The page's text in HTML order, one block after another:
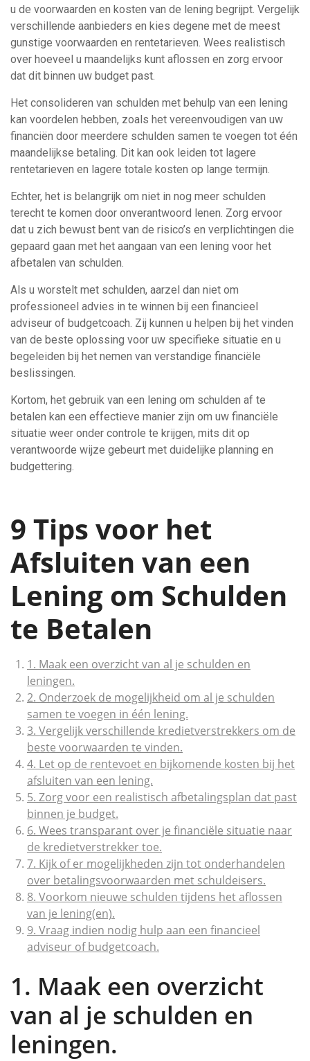
u de voorwaarden en kosten van de lening begrijpt. Vergelijk
verschillende aanbieders en kies degene met de meest
gunstige voorwaarden en rentetarieven. Wees realistisch
over hoeveel u maandelijks kunt aflossen en zorg ervoor
dat dit binnen uw budget past.
Het consolideren van schulden met behulp van een lening
kan voordelen hebben, zoals het vereenvoudigen van uw
financiën door meerdere schulden samen te voegen tot één
maandelijkse betaling. Dit kan ook leiden tot lagere
rentetarieven en lagere totale kosten op lange termijn.
Echter, het is belangrijk om niet in nog meer schulden
terecht te komen door onverantwoord lenen. Zorg ervoor
dat u zich bewust bent van de risico’s en verplichtingen die
gepaard gaan met het aangaan van een lening voor het
afbetalen van schulden.
Als u worstelt met schulden, aarzel dan niet om
professioneel advies in te winnen bij een financieel
adviseur of budgetcoach. Zij kunnen u helpen bij het vinden
van de beste oplossing voor uw specifieke situatie en u
begeleiden bij het nemen van verstandige financiële
beslissingen.
Kortom, het gebruik van een lening om schulden af te
betalen kan een effectieve manier zijn om uw financiële
situatie weer onder controle te krijgen, mits dit op
verantwoorde wijze gebeurt met duidelijke planning en
budgettering.
9 Tips voor het
Afsluiten van een
Lening om Schulden
te Betalen
1. Maak een overzicht van al je schulden en
leningen.
2. Onderzoek de mogelijkheid om al je schulden
samen te voegen in één lening.
3. Vergelijk verschillende kredietverstrekkers om de
beste voorwaarden te vinden.
4. Let op de rentevoet en bijkomende kosten bij het
afsluiten van een lening.
5. Zorg voor een realistisch afbetalingsplan dat past
binnen je budget.
6. Wees transparant over je financiële situatie naar
de kredietverstrekker toe.
7. Kijk of er mogelijkheden zijn tot onderhandelen
over betalingsvoorwaarden met schuldeisers.
8. Voorkom nieuwe schulden tijdens het aflossen
van je lening(en).
9. Vraag indien nodig hulp aan een financieel
adviseur of budgetcoach.
1. Maak een overzicht
van al je schulden en
leningen.